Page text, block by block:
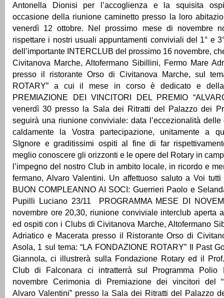
Antonella Dionisi per l’accoglienza e la squisita
occasione della riunione caminetto presso la loro
venerdì 12 ottobre. Nel prossimo mese di novembre
rispettare i nostri usuali appuntamenti conviviali del 1° e
dell’importante INTERCLUB del prossimo 16 novembre,
Civitanova Marche, Altofermano Sibillini, Fermo Mare
presso il ristorante Orso di Civitanova Marche, sul
ROTARY” a cui il mese in corso è dedicato e della
PREMIAZIONE DEI VINCITORI DEL PREMIO
venerdì 30 presso la Sala dei Ritratti del Palazzo dei
seguirà una riunione conviviale: data l’eccezionalità delle
caldamente la Vostra partecipazione, unitamente a
SIgnore e graditissimi ospiti al fine di far
meglio conoscere gli orizzonti e le opere del Rotary in
l’impegno del nostro Club in ambito locale, in ricordo e
fermano, Alvaro Valentini. Un affettuoso saluto a Voi
BUON COMPLEANNO AI SOCI: Guerrieri Paolo e
Pupilli Luciano 23/11 PROGRAMMA MESE DI
novembre ore 20,30, riunione conviviale interclub aperta
ed ospiti con i Clubs di Civitanova Marche, Altofermano
Adriatico e Macerata presso il Ristorante Orso di
Asola, 1 sul tema: “LA FONDAZIONE ROTARY” Il Past
Giannola, ci illustrerà sulla Fondazione Rotary ed il
Club di Falconara ci intratterrà sul Programma Polio
novembre Cerimonia di Premiazione dei vincitori del
Alvaro Valentini” presso la Sala dei Ritratti del Palazzo